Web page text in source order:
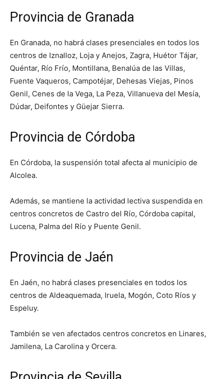
Provincia de Granada
En Granada, no habrá clases presenciales en todos los
centros de Iznalloz, Loja y Anejos, Zagra, Huétor Tájar,
Quéntar, Río Frío, Montillana, Benalúa de las Villas,
Fuente Vaqueros, Campotéjar, Dehesas Viejas, Pinos
Genil, Cenes de la Vega, La Peza, Villanueva del Mesía,
Dúdar, Deifontes y Güejar Sierra.
Provincia de Córdoba
En Córdoba, la suspensión total afecta al municipio de
Alcolea.
Además, se mantiene la actividad lectiva suspendida en
centros concretos de Castro del Río, Córdoba capital,
Lucena, Palma del Río y Puente Genil.
Provincia de Jaén
En Jaén, no habrá clases presenciales en todos los
centros de Aldeaquemada, Iruela, Mogón, Coto Ríos y
Espeluy.
También se ven afectados centros concretos en Linares,
Jamilena, La Carolina y Orcera.